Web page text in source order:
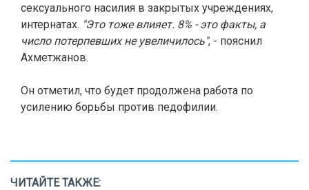
сексуального насилия в закрытых учреждениях,
интернатах. "Это тоже влияет. 8% - это факты, а
число потерпевших не увеличилось", - пояснил
Ахметжанов.
Он отметил, что будет продолжена работа по
усилению борьбы против педофилии.
ЧИТАЙТЕ ТАКЖЕ: